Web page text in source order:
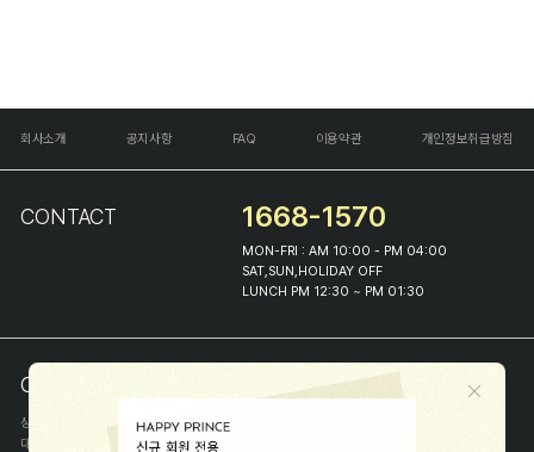
회사소개 공지사항 FAQ 이용약관 개인정보취급방침
CONTACT 1668-1570
MON-FRI : AM 10:00 - PM 04:00
SAT,SUN,HOLIDAY OFF
LUNCH PM 12:30 ~ PM 01:30
COMPANY INFO
상호
(주)해피프린스
대표
이화진